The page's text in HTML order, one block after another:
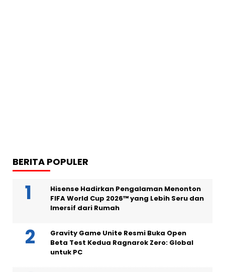
BERITA POPULER
Hisense Hadirkan Pengalaman Menonton
FIFA World Cup 2026™ yang Lebih Seru dan
Imersif dari Rumah
Gravity Game Unite Resmi Buka Open
Beta Test Kedua Ragnarok Zero: Global
untuk PC